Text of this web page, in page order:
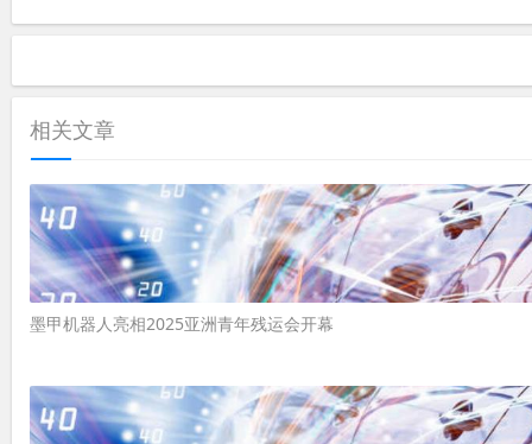
相关文章
墨甲机器人亮相2025亚洲青年残运会开幕